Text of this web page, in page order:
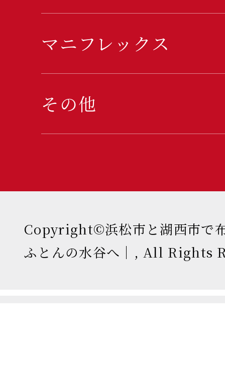
マニフレックス
その他
Copyright©浜松市と湖西市で
ふとんの水谷へ｜, All Rights